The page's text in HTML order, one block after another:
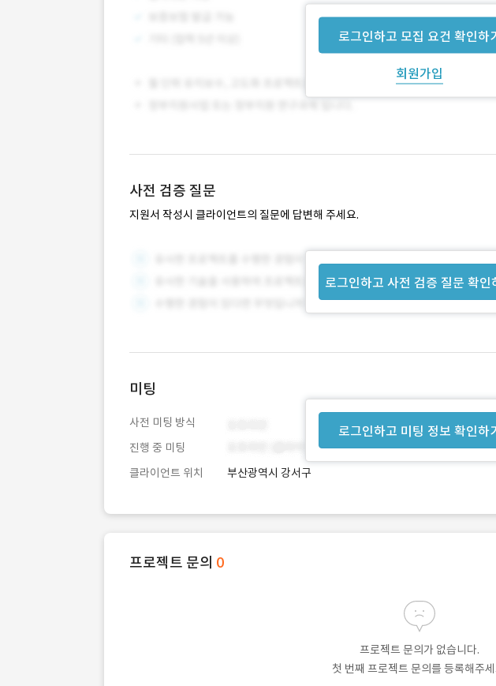
로그인하고 모집 요건 확인하
회원가입
사전 검증 질문
지원서 작성시 클라이언트의 질문에 답변해 주세요.
로그인하고 사전 검증 질문 확인
로그인하고 미팅 정보 확인하기
미팅
사전 미팅 방식
진행 중 미팅
클라이언트 위치
부산광역시 강서구
프로젝트 문의 0
프로젝트 문의가 없습니다.
첫 번째 프로젝트 문의를 등록해주